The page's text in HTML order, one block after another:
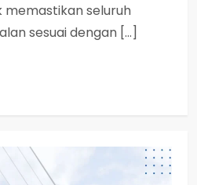
seluruh
sesuai dengan […]